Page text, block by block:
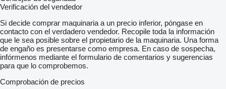
dostarczamy towar.
Oferta od: firmy
Stan techniczny: nieuszkodzony
Mocne i wytrzymałe młotki bijakowe rozdrabniają
trawę
chwasty
krzaki
zarośla
zaniedbane łąki
Verificación del vendedor
Si decide comprar maquinaria a un precio inferior, póngase en
contacto con el verdadero vendedor. Recopile toda la información
que le sea posible sobre el propietario de la maquinaria. Una forma
de engaño es presentarse como empresa. En caso de sospecha,
infórmenos mediante el formulario de comentarios y sugerencias
para que lo comprobemos.
Comprobación de precios